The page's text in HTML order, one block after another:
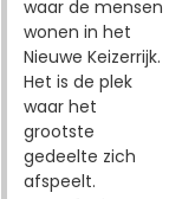
waar de mensen
wonen in het
Nieuwe Keizerrijk.
Het is de plek
waar het
grootste
gedeelte zich
afspeelt.